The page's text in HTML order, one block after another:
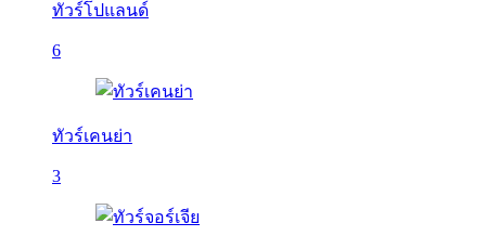
ทัวร์โปแลนด์
6
ทัวร์เคนย่า
3